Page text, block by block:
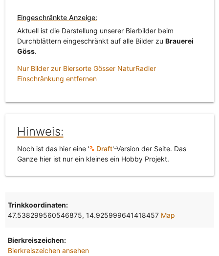
Eingeschränkte Anzeige:
Aktuell ist die Darstellung unserer Bierbilder beim
Durchblättern eingeschränkt auf alle Bilder zu Brauerei
Göss.
Nur Bilder zur Biersorte Gösser NaturRadler
Einschränkung entfernen
Hinweis:
Noch ist das hier eine ' Draft'-Version der Seite. Das
Ganze hier ist nur ein kleines ein Hobby Projekt.
Trinkkoordinaten:
47.538299560546875, 14.925999641418457 Map
Bierkreiszeichen:
Bierkreiszeichen ansehen